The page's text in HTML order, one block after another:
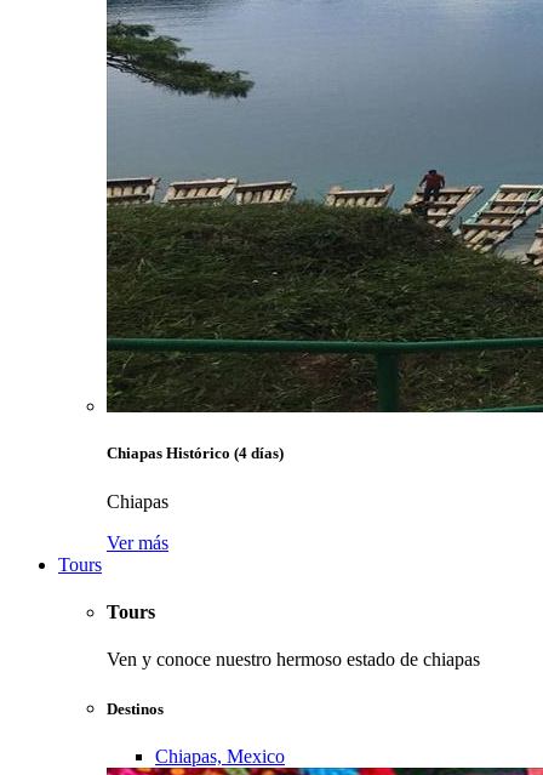
Chiapas Histórico (4 días)
Chiapas
Ver más
Tours
Tours
Ven y conoce nuestro hermoso estado de chiapas
Destinos
Chiapas, Mexico